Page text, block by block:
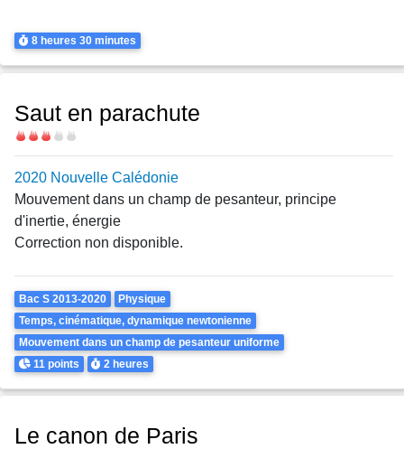
Durée
8 heures 30 minutes
Saut en parachute
Difficulté
2020 Nouvelle Calédonie
Mouvement dans un champ de pesanteur, principe
d'inertie, énergie
Correction non disponible.
Theme
Bac S 2013-2020
Physique
Temps, cinématique, dynamique newtonienne
Mouvement dans un champ de pesanteur uniforme
Points
11 points Durée
2 heures
Le canon de Paris